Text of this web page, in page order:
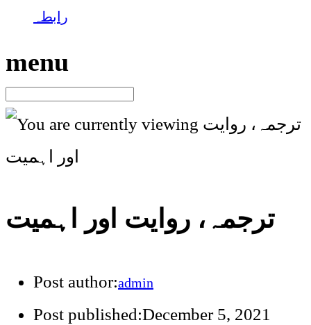
رابطہ
menu
ترجمہ، روایت اور اہمیت
Post author:admin
Post published:December 5, 2021